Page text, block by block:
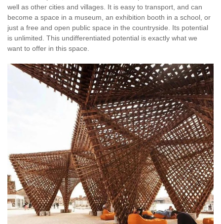
well as other cities and villages. It is easy to transport, and can
become a space in a museum, an exhibition booth in a school, or
just a free and open public space in the countryside. Its potential
is unlimited. This undifferentiated potential is exactly what we
want to offer in this space.